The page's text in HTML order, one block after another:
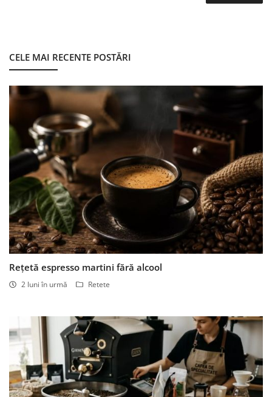
CELE MAI RECENTE POSTĂRI
Rețetă espresso martini fără alcool
2 luni în urmă Retete